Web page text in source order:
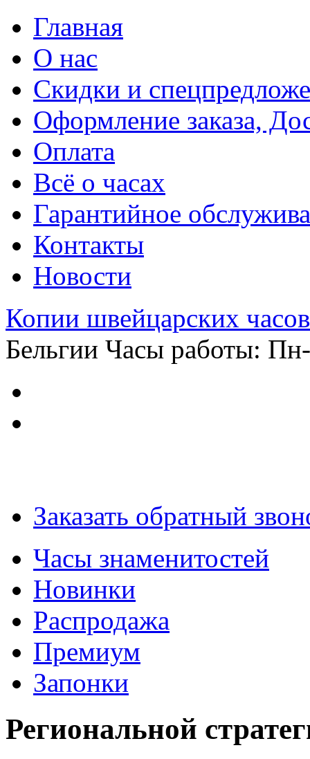
Главная
О нас
Скидки и
Оформление заказа,
Оплата
Всё о часах
Гарантийное
Контакты
Новости
Копии швейцарских часов
Бельгии Часы работы:
Заказать обратный
Часы знаменитостей
Новинки
Распродажа
Премиум
Запонки
Региональной